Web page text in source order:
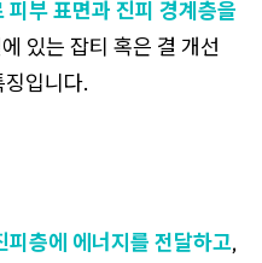
부 표면과 진피 경계층을
있는 잡티 혹은 결 개선
입니다.
층에 에너지를 전달하고,